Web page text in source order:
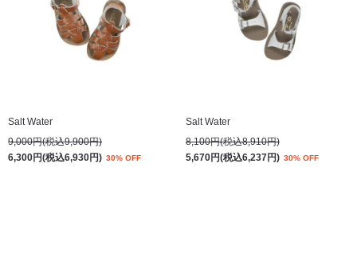
Salt Water
9,000円(税込9,900円)
6,300円(税込6,930円) 30% OFF
Salt Water
8,100円(税込8,910円)
5,670円(税込6,237円) 30% OFF